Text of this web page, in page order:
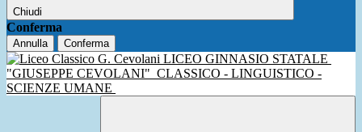
Chiudi
Conferma
Annulla Conferma
LICEO GINNASIO STATALE
"GIUSEPPE CEVOLANI" CLASSICO - LINGUISTICO -
SCIENZE UMANE